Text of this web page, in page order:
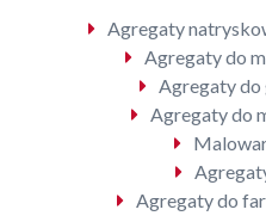
Agregaty
Agregaty do
Agregaty do
Agregaty do
Agregaty do